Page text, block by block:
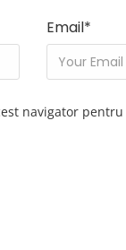
Email*
navigator